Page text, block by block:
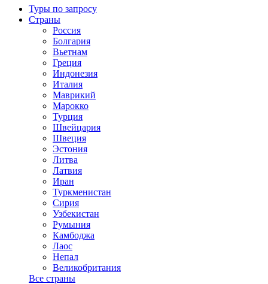
Туры по запросу
Страны
Россия
Болгария
Вьетнам
Греция
Индонезия
Италия
Маврикий
Марокко
Турция
Швейцария
Швеция
Эстония
Литва
Латвия
Иран
Туркменистан
Сирия
Узбекистан
Румыния
Камбоджа
Лаос
Непал
Великобритания
Все страны